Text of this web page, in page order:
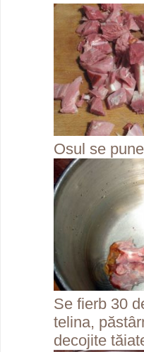
Osul se
Se fierb 30
telina,
decojite